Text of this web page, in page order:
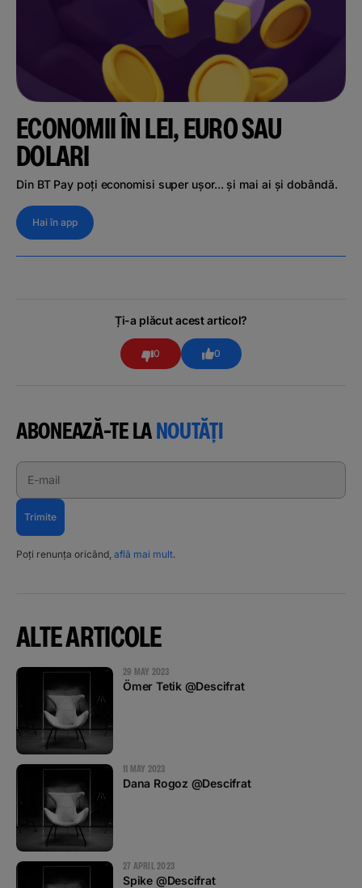
ECONOMII ÎN LEI, EURO SAU
DOLARI
Din BT Pay poți economisi super ușor... și mai ai și dobândă.
Hai în app
Ți-a plăcut acest articol?
0 0
ABONEAZĂ-TE LANOUTĂȚI
E-mail
Trimite
Poți renunța oricând, află mai mult.
ALTE ARTICOLE
29 MAY 2023
Ömer Tetik @Descifrat
11 MAY 2023
Dana Rogoz @Descifrat
27 APRIL 2023
Spike @Descifrat